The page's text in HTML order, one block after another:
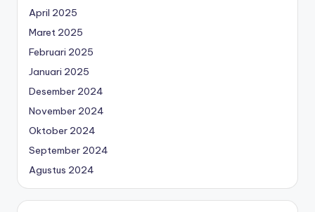
April 2025
Maret 2025
Februari 2025
Januari 2025
Desember 2024
November 2024
Oktober 2024
September 2024
Agustus 2024